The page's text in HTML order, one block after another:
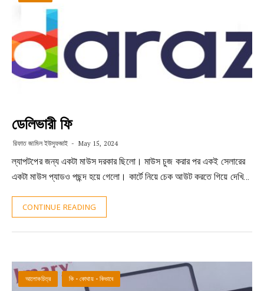
ডেলিভারী ফি
রিফাত জামিল ইউসুফজাই May 15, 2024
ল্যাপটপের জন্য একটা মাউস দরকার ছিলো। মাউস চুজ করার পর একই সেলারের
একটা মাউস প্যাডও পছন্দ হয়ে গেলো। কার্টে নিয়ে চেক আউট করতে গিয়ে দেখি…
CONTINUE READING
আলোকচিত্র কি - কোথায় - কিভাবে